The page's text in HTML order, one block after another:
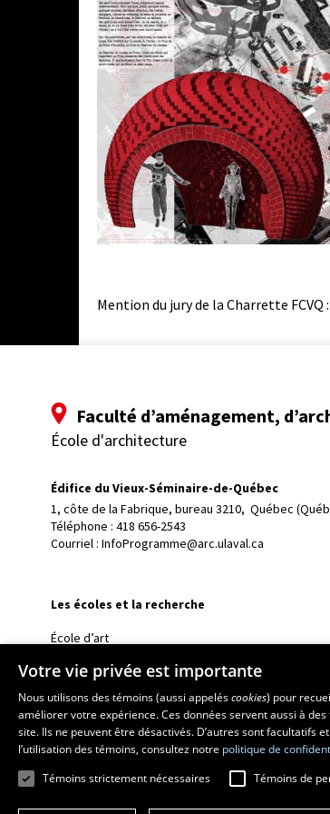
Mention du jury de la Charrette FCVQ :
Faculté d’aménagement,
École d'architecture
Édifice du Vieux-Séminaire-de-Québec
1, côte de la Fabrique, bureau 3210, Québec
Téléphone : 418 656-2543
Courriel : InfoProgramme@arc.ulaval.ca
Les écoles et la recherche
École d’art
École de design
Centre de recherche en aménagement et
Votre vie privée est importante
Nous utilisons des témoins (aussi appeléscookies) pour
améliorer votre expérience. Ces données servent aussi à
site. Ils ne peuvent être désactivés. D’autres sont facultatifs
l’utilisation des témoins, consultez notre politique de
Témoins strictement nécessaires
Témoins de